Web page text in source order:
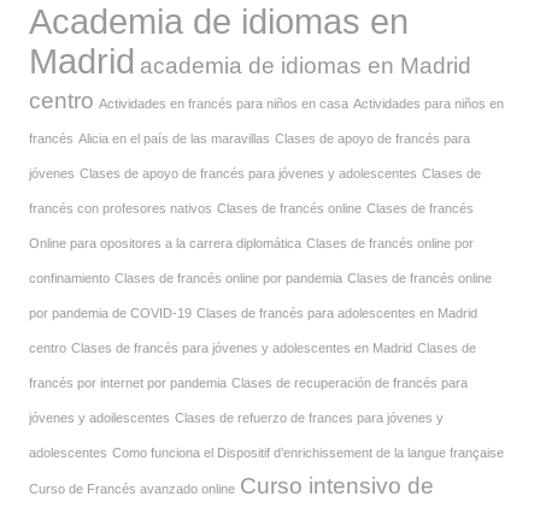
Academia de idiomas en
Madrid academia de idiomas en Madrid
centro Actividades en francés para niños en casa Actividades para niños en
francés Alicia en el país de las maravillas Clases de apoyo de francés para
jóvenes Clases de apoyo de francés para jóvenes y adolescentes Clases de
francés con profesores nativos Clases de francés online Clases de francés
Online para opositores a la carrera diplomática Clases de francés online por
confinamiento Clases de francés online por pandemia Clases de francés online
por pandemia de COVID-19 Clases de francés para adolescentes en Madrid
centro Clases de francés para jóvenes y adolescentes en Madrid Clases de
francés por internet por pandemia Clases de recuperación de francés para
jóvenes y adoilescentes Clases de refuerzo de frances para jóvenes y
adolescentes Como funciona el Dispositif d’enrichissement de la langue française
Curso de Francés avanzado online Curso intensivo de